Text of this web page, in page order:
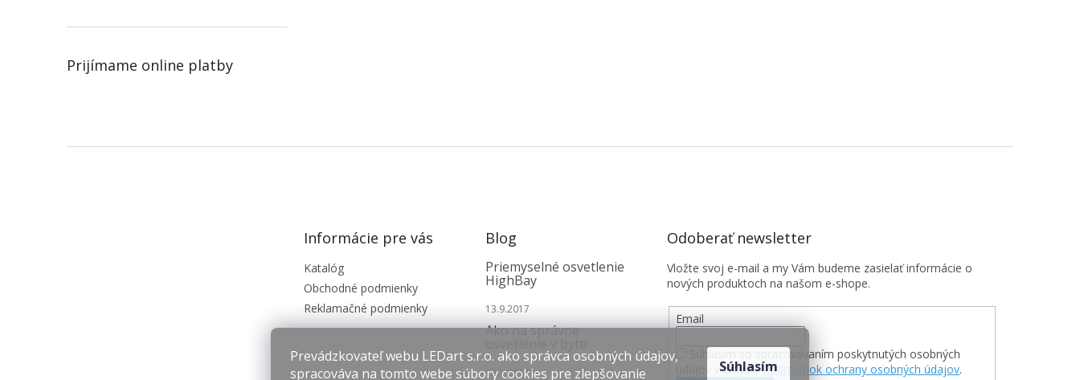
Prevádzkovateľ webu LEDart s.r.o. ako správca osobných údajov,
spracováva na tomto webe súbory cookies pre zlepšovanie
Súhlasím
Prijímame online platby
Informácie pre vás
Katalóg
Obchodné podmienky
Reklamačné podmienky
Blog
Priemyselné osvetlenie
HighBay
13.9.2017
Ako na správne
12.1.2017
Odoberať newsletter
Vložte svoj e-mail a my Vám budeme zasielať informácie o
nových produktoch na našom e-shope.
Email
Súhlasím so spracovávaním poskytnutých osobných
údajov v zmyslePodmienok ochrany osobných údajov.